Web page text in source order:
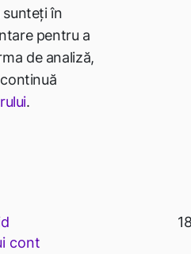
sunteți în
pentru a
de analiză,
.
cont